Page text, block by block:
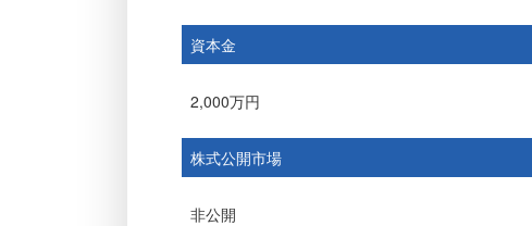
資本金
2,000万円
株式公開市場
非公開